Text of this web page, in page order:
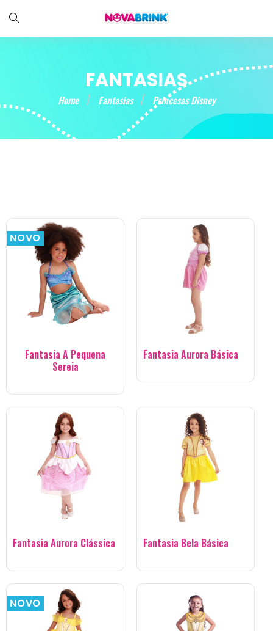
FANTASIAS
Home Fantasias Princesas Disney
NOVO
Fantasia A Pequena
Sereia
Fantasia Aurora Básica
Fantasia Aurora Clássica Fantasia Bela Básica
NOVO